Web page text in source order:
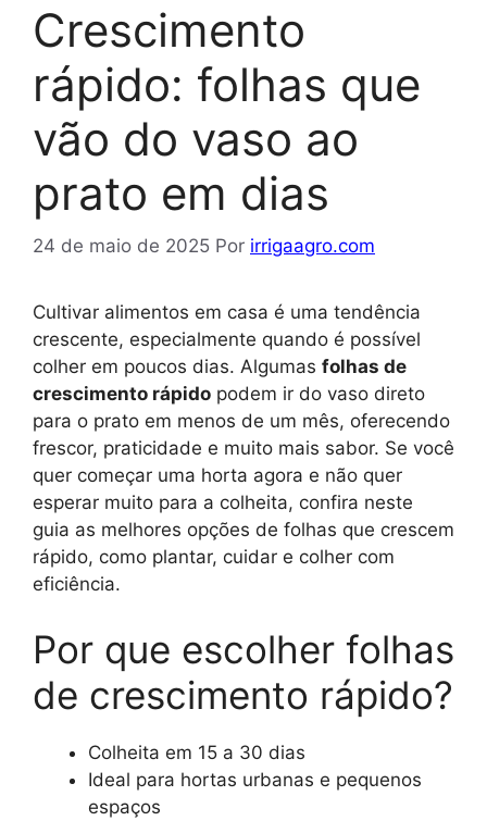
Crescimento
rápido: folhas que
vão do vaso ao
prato em dias
24 de maio de 2025 Por irrigaagro.com
Cultivar alimentos em casa é uma tendência
crescente, especialmente quando é possível
colher em poucos dias. Algumas folhas de
crescimento rápido podem ir do vaso direto
para o prato em menos de um mês, oferecendo
frescor, praticidade e muito mais sabor. Se você
quer começar uma horta agora e não quer
esperar muito para a colheita, confira neste
guia as melhores opções de folhas que crescem
rápido, como plantar, cuidar e colher com
eficiência.
Por que escolher folhas
de crescimento rápido?
Colheita em 15 a 30 dias
Ideal para hortas urbanas e pequenos
espaços